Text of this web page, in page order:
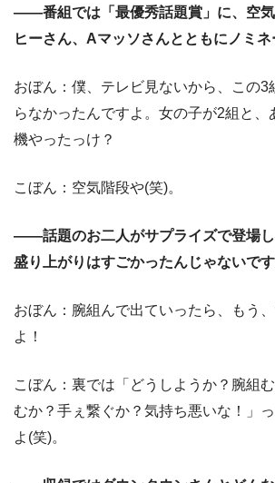
――番組では「最優秀話題賞」に、空気
ヒーさん、Aマッソさんとともにノミネ
おぼん：僕、テレビ見ないから、この3
らなかったんですよ。女の子が2組と
機やったっけ？
こぼん：空気階段や(笑)。
――話題のお二人がサプライズで登場
盛り上がりはすごかったんじゃないです
おぼん：腕組んで出ていったら、もう
よ！
こぼん：裏では「どうしようか？腕組
むか？手ぇ繋ぐか？気持ち悪いな！」
よ(笑)。